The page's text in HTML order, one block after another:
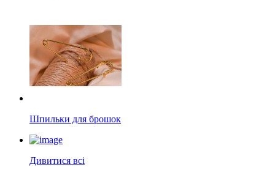
Шпильки для брошок
Дивитися всі